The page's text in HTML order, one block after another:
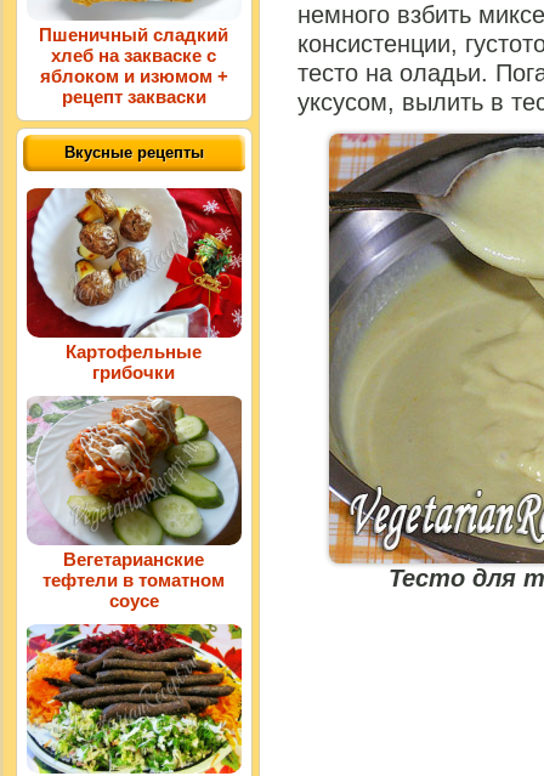
немного взбить
консистенции,
тесто на оладьи.
уксусом, вылить в
Тесто для
Пшеничный сладкий
хлеб на закваске с
яблоком и изюмом +
рецепт закваски
Вкусные рецепты
Картофельные
грибочки
Вегетарианские
тефтели в томатном
соусе